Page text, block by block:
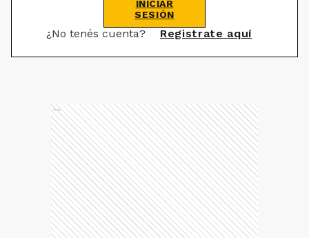
INICIAR
SESIÓN
¿No tenés cuenta? Registrate aquí
Ads